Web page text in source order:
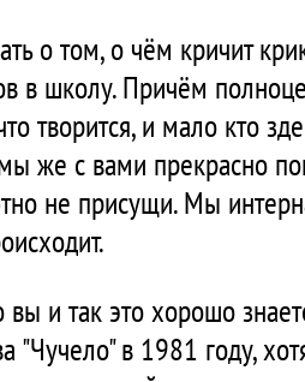
о том, о чём кричит
в школу. Причём
творится, и мало кто
же с вами прекрасно
не присущи. Мы
и так это хорошо
"Чучело" в 1981 году,